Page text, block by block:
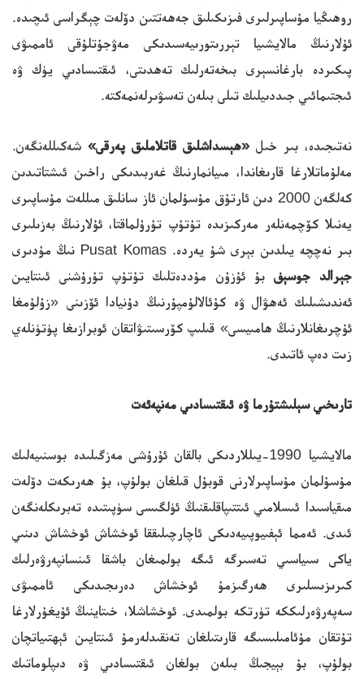
روھىڭيا مۇساپىرلىرى فىزىكىلىق جەھەتتىن دۆلەت چېگراسى ئىچىدە.
ئۇلارنىڭ مالايشىيا تېررىتورىيەسىدىكى مەۋجۇتلۇقى ئاممىۋى
پىكىردە بارغانسېرى بىخەتەرلىك تەھدىتى، ئىقتىسادىي يۈك ۋە
ئىجتىمائىي جىددىيلىك تىلى بىلەن تەسۋىرلەنمەكتە.
نەتىجىدە، بىر خىل «ھېسداشلىق قاتلاملىق پەرقى» شەكىللەنگەن.
مەلۇماتلارغا قارىغاندا، مىيانمارنىڭ غەربىدىكى راخىن ئىشتاتىدىن
كەلگەن 2000 دىن ئارتۇق مۇسۇلمان ئاز سانلىق مىللەت مۇساپىرى
يەنىلا كۆچمەنلەر مەركىزىدە تۇتۇپ تۇرۇلماقتا، ئۇلارنىڭ بەزىلىرى
بىر نەچچە يىلدىن بېرى شۇ يەردە. Pusat Komas نىڭ مۇدىرى
جېرالد جوسېف بۇ ئۇزۇن مۇددەتلىك تۇتۇپ تۇرۇشنى ئىنتايىن
ئەندىشىلىك ئەھۋال ۋە كۇئالالۇمپۇرنىڭ دۇنيادا ئۆزىنى «زۇلۇمغا
ئۇچرىغانلارنىڭ ھامىيسى» قىلىپ كۆرسىتىۋاتقان ئوبرازىغا پۈتۈنلەي
زىت دەپ ئاتىدى.
تارىخىي سېلىشتۇرما ۋە ئىقتىسادىي مەنپەئەت
مالايشىيا 1990-يىللاردىكى بالقان ئۇرۇشى مەزگىلىدە بوسنىيەلىك
مۇسۇلمان مۇساپىرلارنى قوبۇل قىلغان بولۇپ، بۇ ھەرىكەت دۆلەت
مىقياسىدا ئىسلامىي ئىتتىپاقلىقنىڭ ئۈلگىسى سۈپىتىدە تەبرىكلەنگەن
ئىدى. ئەمما ئېفىيوپىيەدىكى ئاچارچىلىققا ئوخشاش ئوخشاش دىنىي
ياكى سىياسىي تەسىرگە ئىگە بولمىغان باشقا ئىنسانپەرۋەرلىك
كىرىزىسلىرى ھەرگىزمۇ ئوخشاش دەرىجىدىكى ئاممىۋى
سەپەرۋەرلىككە تۈرتكە بولمىدى. ئوخشاشلا، خىتاينىڭ ئۇيغۇرلارغا
تۇتقان مۇئامىلىسىگە قارىتىلغان تەنقىدلەرمۇ ئىنتايىن ئېھتىياتچان
بولۇپ، بۇ بېيجىڭ بىلەن بولغان ئىقتىسادىي ۋە دىپلوماتىك